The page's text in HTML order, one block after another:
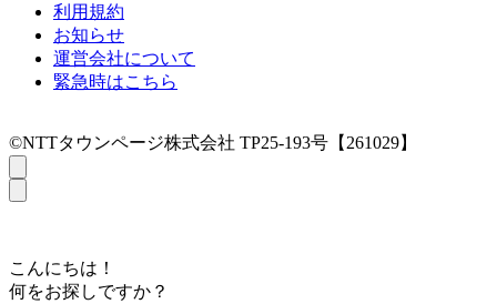
利用規約
お知らせ
運営会社について
緊急時はこちら
©NTTタウンページ株式会社 TP25-193号【261029】
こんにちは！
何をお探しですか？